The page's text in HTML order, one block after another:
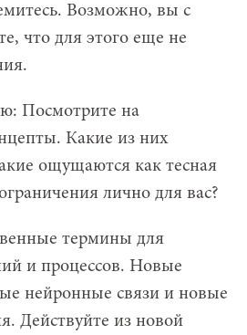
Возможно, вы с
что для этого еще не
Посмотрите на
Какие из них
ощущаются как тесная
лично для вас?
термины для
и процессов. Новые
нейронные связи и новые
Действуйте из новой